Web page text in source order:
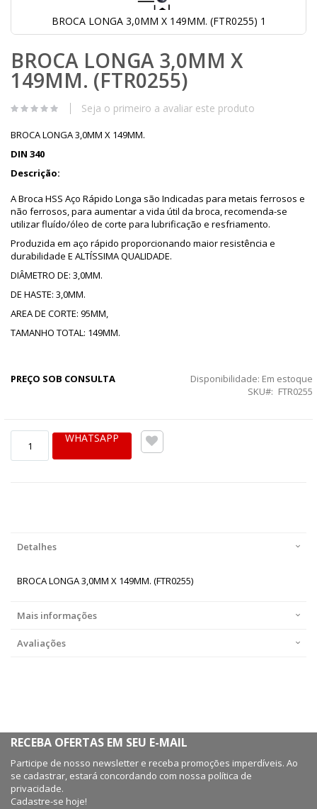
BROCA LONGA 3,0MM X 149MM. (FTR0255) 1
para
o
início
Galeria
imagens
BROCA LONGA 3,0MM X
149MM. (FTR0255)
Seja o primeiro a avaliar este produto
BROCA LONGA 3,0MM X 149MM.
DIN 340
Descrição:
A Broca HSS Aço Rápido Longa são Indicadas para metais ferrosos e
não ferrosos, para aumentar a vida útil da broca, recomenda-se
utilizar fluído/óleo de corte para lubrificação e resfriamento.
Produzida em aço rápido proporcionando maior resistência e
durabilidade E ALTÍSSIMA QUALIDADE.
DIÂMETRO DE: 3,0MM.
DE HASTE: 3,0MM.
AREA DE CORTE: 95MM,
TAMANHO TOTAL: 149MM.
PREÇO SOB CONSULTA Disponibilidade: Em estoque
SKU
FTR0255
WHATSAPP
Detalhes
BROCA LONGA 3,0MM X 149MM. (FTR0255)
Mais informações
Avaliações
RECEBA OFERTAS EM SEU E-MAIL
Participe de nosso newsletter e receba promoções imperdíveis. Ao
se cadastrar, estará concordando com nossa política de
privacidade.
Cadastre-se hoje!